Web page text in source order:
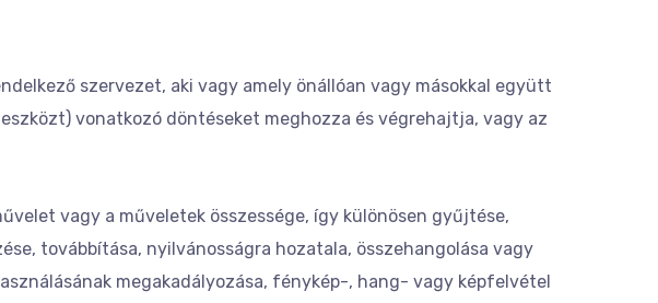
szervezet, aki vagy amely önállóan vagy másokkal együtt
vonatkozó döntéseket meghozza és végrehajtja, vagy az
vagy a műveletek összessége, így különösen gyűjtése,
továbbítása, nyilvánosságra hozatala, összehangolása vagy
megakadályozása, fénykép-, hang- vagy képfelvétel